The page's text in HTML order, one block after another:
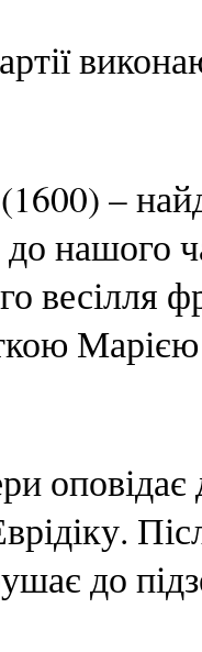
–
до нашого
весілля
оповідає
до